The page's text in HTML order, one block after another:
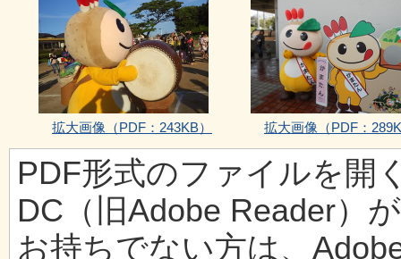
拡大画像 （PDF：243KB） 拡大画像 （PDF：
PDF形式のファイルを開
DC（旧Adobe Reader）
お持ちでない方は、